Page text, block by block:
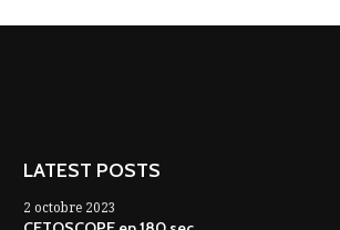
LATEST POSTS
2 octobre 2023